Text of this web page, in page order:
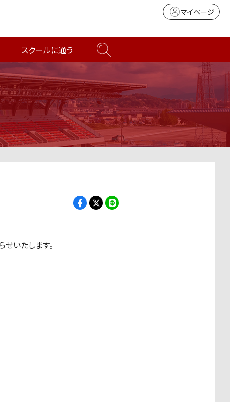
マイページ
スクールに通う
いたします。